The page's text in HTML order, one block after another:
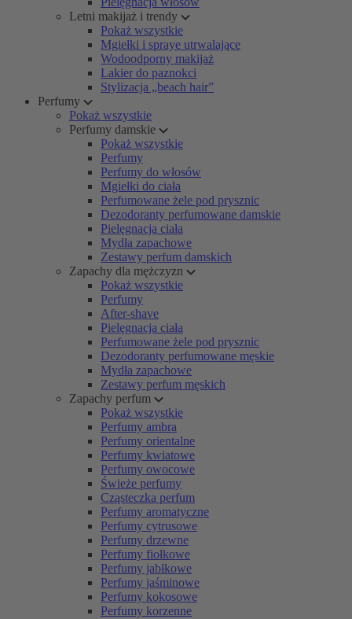
Letni makijaż i trendy
Pokaż wszystkie
Mgiełki i spraye utrwalające
Wodoodporny makijaż
Lakier do paznokci
Stylizacja „beach hair”
Perfumy
Pokaż wszystkie
Perfumy damskie
Pokaż wszystkie
Perfumy
Perfumy do włosów
Mgiełki do ciała
Perfumowane żele pod prysznic
Dezodoranty perfumowane damskie
Pielęgnacja ciała
Mydła zapachowe
Zestawy perfum damskich
Zapachy dla mężczyzn
Pokaż wszystkie
Perfumy
After-shave
Pielęgnacja ciała
Perfumowane żele pod prysznic
Dezodoranty perfumowane męskie
Mydła zapachowe
Zestawy perfum męskich
Zapachy perfum
Pokaż wszystkie
Perfumy ambra
Perfumy orientalne
Perfumy kwiatowe
Perfumy owocowe
Świeże perfumy
Cząsteczka perfum
Perfumy aromatyczne
Perfumy cytrusowe
Perfumy drzewne
Perfumy fiołkowe
Perfumy jabłkowe
Perfumy jaśminowe
Perfumy kokosowe
Perfumy korzenne